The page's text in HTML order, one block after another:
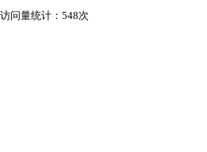
访问量统计：548次